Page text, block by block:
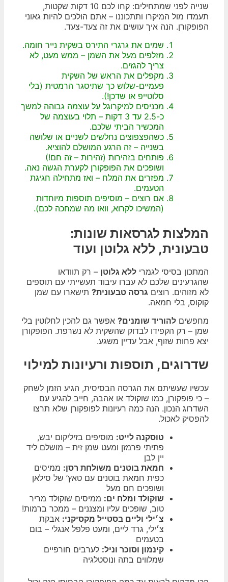
שנייה לפני שמתחילים: קחו לכם 10 דקות שקטות,
תעמדו מול המיקרו ותתכוננו – אתם הולכים להיות גאוני
הפופקורן. הנה איך עושים את זה צעד-צעד.
שמים את גרגרי התירס בשקית נייר חומה.
מזלפים מעל את השמן – ממש מעט, לא
צריך להגזים.
מקפלים את הראש של השקית
פעמיים-שלוש כך שתיסגר הרמטית (בלי
סלוטייפ או שדכן!).
מכניסים למיקרוגל על עוצמה גבוהה למשך
כ-2.5 עד 3 דקות – תלוי בעוצמה של
המכשיר הביתי שלכם.
כשהפצפוצים נחלשים לשניים או שלושה
בשנייה – זה הרגע המושלם להוציא.
פותחים בזהירות (זהירות – זה חם!)
ושופכים את הפופקורן לקערת הגשה נאה.
מפזרים את המלח – ואז מתחילה חגיגת
הטעמים.
אם רוצים – מוסיפים תוספות מיוחדות
(המשיכו לקרוא, וואו מה שמחכה לכם).
המלצות לגרסאות שונות:
טבעונית, ללא גלוטן ועוד
המתכון בסיסי לגמריללא גלוטן– רק תוודאו
שהגרעינים שלכם לא עברו עיבוד תעשייתי עם תוספים
לא מזוהים. רוציםגרסה טבעונית?תישארו עם שמן
קוקוס, בלי חמאה.
מחפשיםלהוריד שומנים?אפשר גם להכין לחלוטין בלי
שמן – רק הקפידו לבדוק שהשקית לא נשרפת. הפופקורן
יצא פחות שזוף, אבל עדיין משגע.
שדרוגים, תוספות ורעיונות למילוי
עכשיו שעשיתם את הגרסה הבסיסית, הגיע הזמן לשחק
– כי פופקורן, כמו שוקולד או אהבה, חייב להגיע עם
השדרוג הנכון. הנה כמה רעיונות לפופקורן שלא תרצו
להפסיק לאכול.
טוסקנה לייט:מוסיפים בזיליקום יבש,
פתיתי פרמזן ומעט שמן זית – מושלם ליד
יין לבן
חמאת בוטנים משולחת רסן:ממיסים
כפית חמאת בוטנים עם טאץ’ של סילאן
ושופכים חם מעל
שוקולד ומלח ים:ממיסים שוקולד מריר
טוב, שופכים עליו ומצננים – ממכר ברמות!
צ׳ילי וליים בסטייל מקסיקני:אבקת
צ׳ילי, גרד ליים, ומעט פלפל אנגלי – בום
בטעמים
קינמון וסוכר וניל:לערבים חורפיים
שמלווים בתה ונוסטלגיה